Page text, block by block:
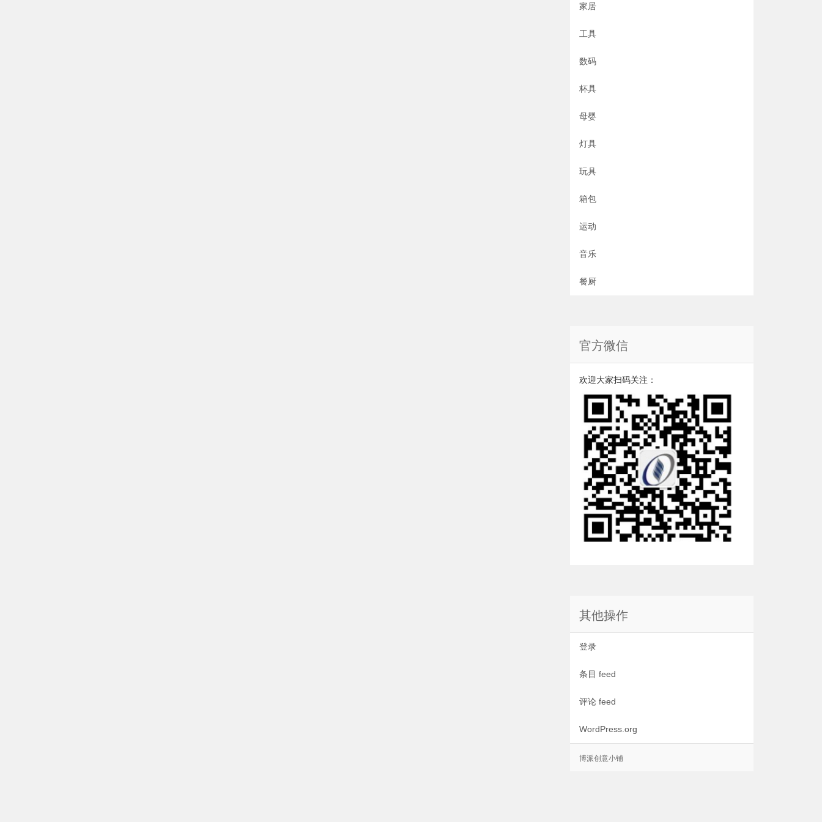
家居
工具
数码
杯具
母婴
灯具
玩具
箱包
运动
音乐
餐厨
官方微信
欢迎大家扫码关注：
其他操作
登录
条目 feed
评论 feed
WordPress.org